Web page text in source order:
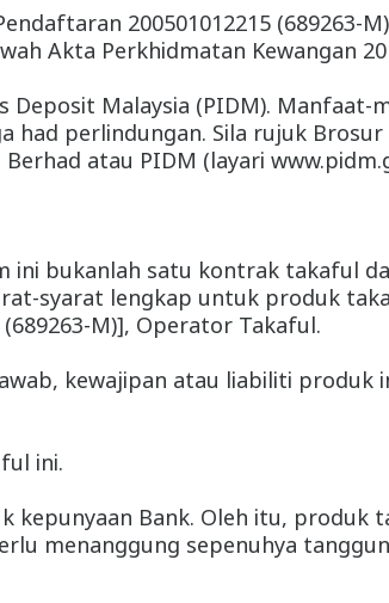
200501012215 (689263-
Akta Perkhidmatan Kewangan
Malaysia (PIDM). Manfaat-
perlindungan. Sila rujuk
atau PIDM (layari
bukanlah satu kontrak takaful
syarat lengkap untuk produk
M)], Operator Takaful.
kewajipan atau liabiliti produk
ini.
Bank. Oleh itu, produk
menanggung sepenuhya